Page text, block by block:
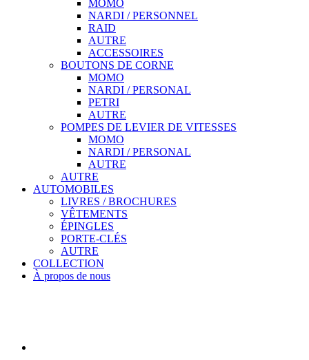
MOMO
NARDI / PERSONNEL
RAID
AUTRE
ACCESSOIRES
BOUTONS DE CORNE
MOMO
NARDI / PERSONAL
PETRI
AUTRE
POMPES DE LEVIER DE VITESSES
MOMO
NARDI / PERSONAL
AUTRE
AUTRE
AUTOMOBILES
LIVRES / BROCHURES
VÊTEMENTS
ÉPINGLES
PORTE-CLÉS
AUTRE
COLLECTION
À propos de nous